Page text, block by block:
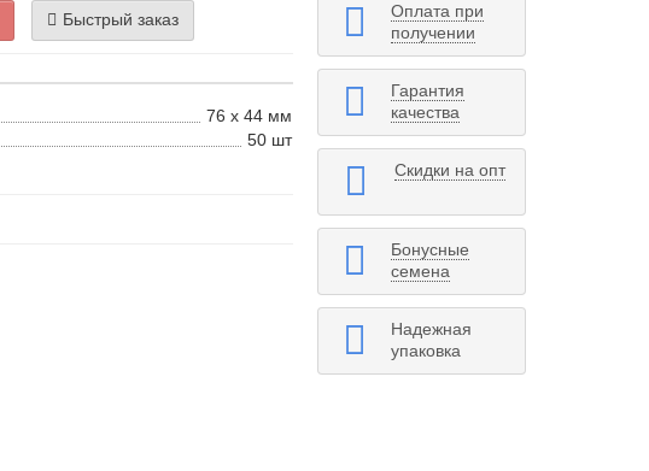
Быстрый заказ
76 x 44 мм
50 шт
Оплата при
получении
Гарантия
качества
Скидки на опт
Бонусные
семена
Надежная
упаковка